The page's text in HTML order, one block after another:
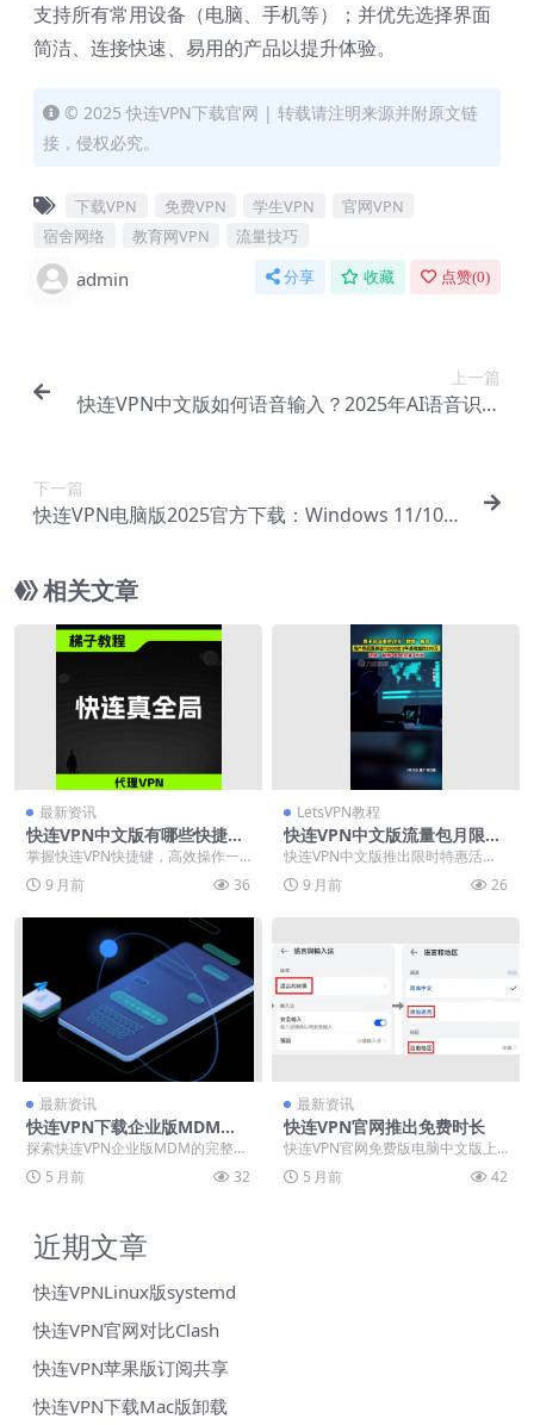
支持所有常用设备（电脑、手机等）；并优先选择界面
简洁、连接快速、易用的产品以提升体验。
© 2025 快连VPN下载官网 | 转载请注明来源并附原文链
接，侵权必究。
下载VPN 免费VPN 学生VPN
官网VPN
宿舍网络
教育网VPN 流量技巧
admin 分享 收藏 点赞(0)
上一篇
快连VPN中文版如何语音输入？2025年AI语音识别
下一篇
快连VPN电脑版2025官方下载：Windows 11/10全
相关文章
最新资讯
快连VPN中文版有哪些快捷
键？2025年高效操作技巧大全
掌握快连VPN快捷键，高效操作一
键直达。2025年最新中文版快捷键
全解析，涵盖连...
9 月前 36
LetsVPN教程
快连VPN中文版流量包月限时
特惠
快连VPN中文版推出限时特惠活
动，提供多种高性价比套餐，包括
超大流量包、多设备支...
9 月前 26
最新资讯
快连VPN下载企业版MDM移
动设备管理部署
探索快连VPN企业版MDM的完整部
署指南，助企业构建安全移动办公
环境。内容涵盖官...
5 月前 32
最新资讯
快连VPN官网推出免费时长
快连VPN官网免费版电脑中文版上
线零门槛体验，三小时到三天随机
时长，节点加密与付...
5 月前 42
近期文章
快连VPNLinux版systemd
快连VPN官网对比Clash
快连VPN苹果版订阅共享
快连VPN下载Mac版卸载